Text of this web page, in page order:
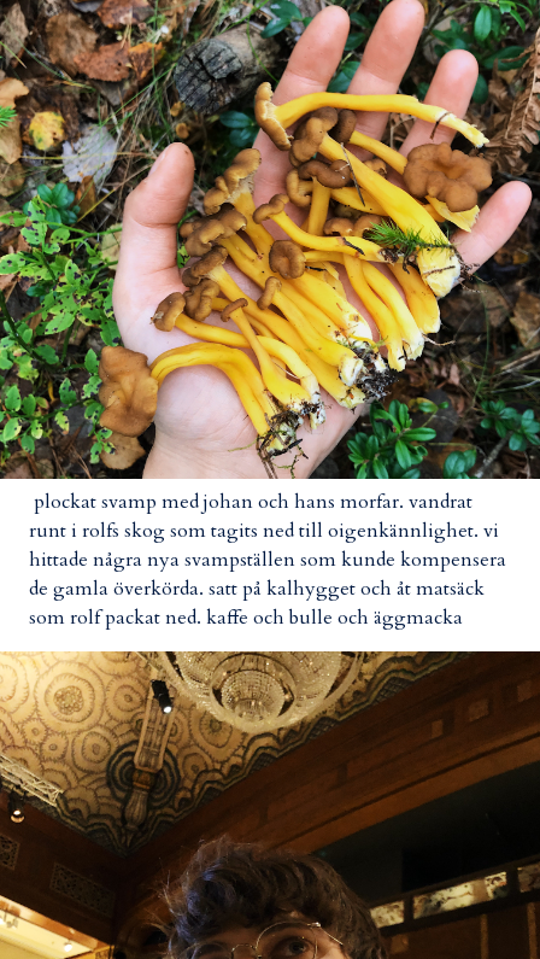
plockat svamp med johan och hans morfar. vandrat
runt i rolfs skog som tagits ned till oigenkännlighet. vi
hittade några nya svampställen som kunde kompensera
de gamla överkörda. satt på kalhygget och åt matsäck
som rolf packat ned. kaffe och bulle och äggmacka